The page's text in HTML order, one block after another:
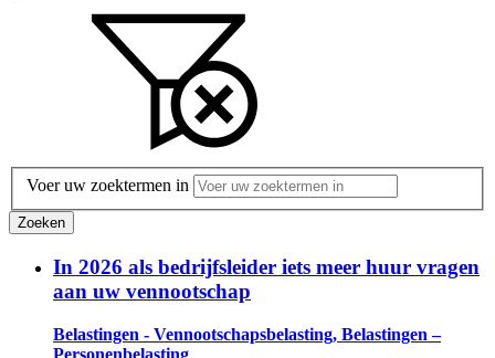
Voer uw zoektermen in
Zoeken
In 2026 als bedrijfsleider iets meer huur vragen
aan uw vennootschap
Belastingen - Vennootschapsbelasting, Belastingen –
Personenbelasting